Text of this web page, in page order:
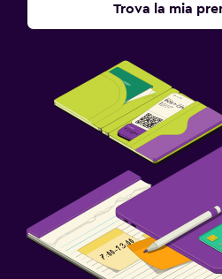
Trova la mia